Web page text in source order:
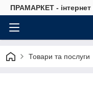
ПРАМАРКЕТ - інтернет
Товари та послуги